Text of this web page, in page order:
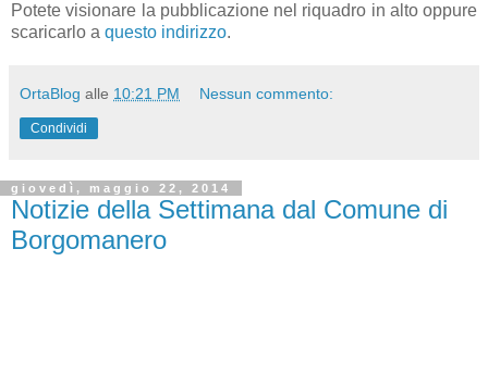
Potete visionare la pubblicazione nel riquadro in alto oppure
scaricarlo a questo indirizzo.
OrtaBlog alle 10:21 PM Nessun commento:
Condividi
giovedì, maggio 22, 2014
Notizie della Settimana dal Comune di
Borgomanero